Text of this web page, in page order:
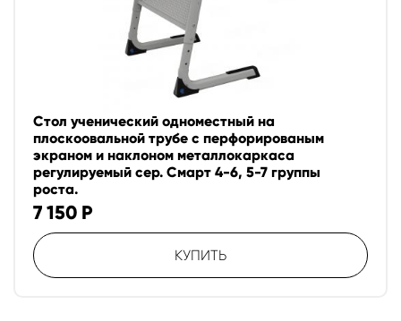
Стол ученический одноместный на
плоскоовальной трубе с перфорированым
экраном и наклоном металлокаркаса
регулируемый сер. Смарт 4-6, 5-7 группы
роста.
7 150 Р
КУПИТЬ